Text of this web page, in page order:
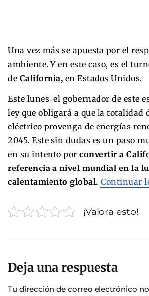
Una vez más se apuesta por el
ambiente. Y en este caso, es el
de California, en Estados Unidos.
Este lunes, el gobernador de este
ley que obligará a que la totalidad
eléctrico provenga de energías
2045. Este sin dudas es un paso
en su intento por convertir a
referencia a nivel mundial en la
calentamiento global. Continuar
¡Valora esto!
Deja una respuesta
Tu dirección de correo electrónico